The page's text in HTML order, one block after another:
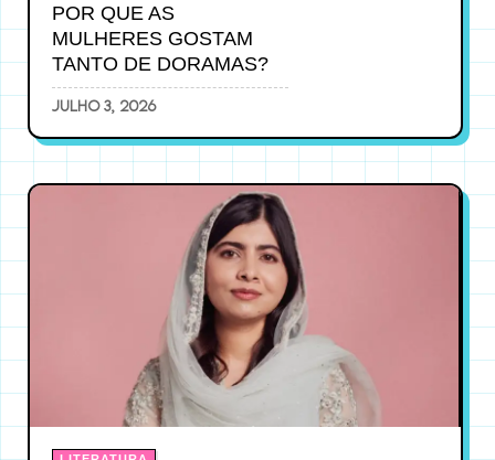
POR QUE AS
MULHERES GOSTAM
TANTO DE DORAMAS?
julho 3, 2026